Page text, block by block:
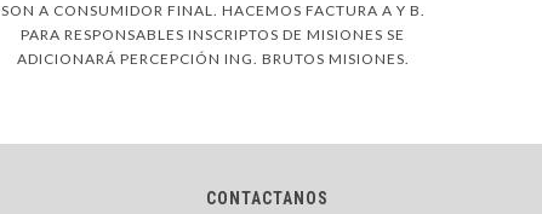
SON A CONSUMIDOR FINAL. HACEMOS FACTURA A Y B.
PARA RESPONSABLES INSCRIPTOS DE MISIONES SE
ADICIONARÁ PERCEPCIÓN ING. BRUTOS MISIONES.
CONTACTANOS